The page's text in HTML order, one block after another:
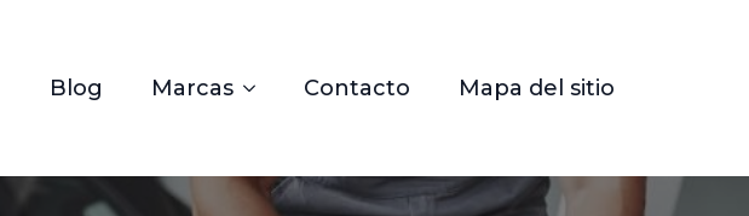
Blog Marcas Contacto Mapa del sitio